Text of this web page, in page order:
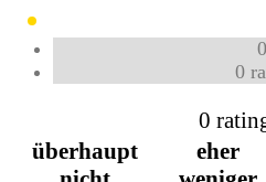
0
0
0
überhaupt
eher